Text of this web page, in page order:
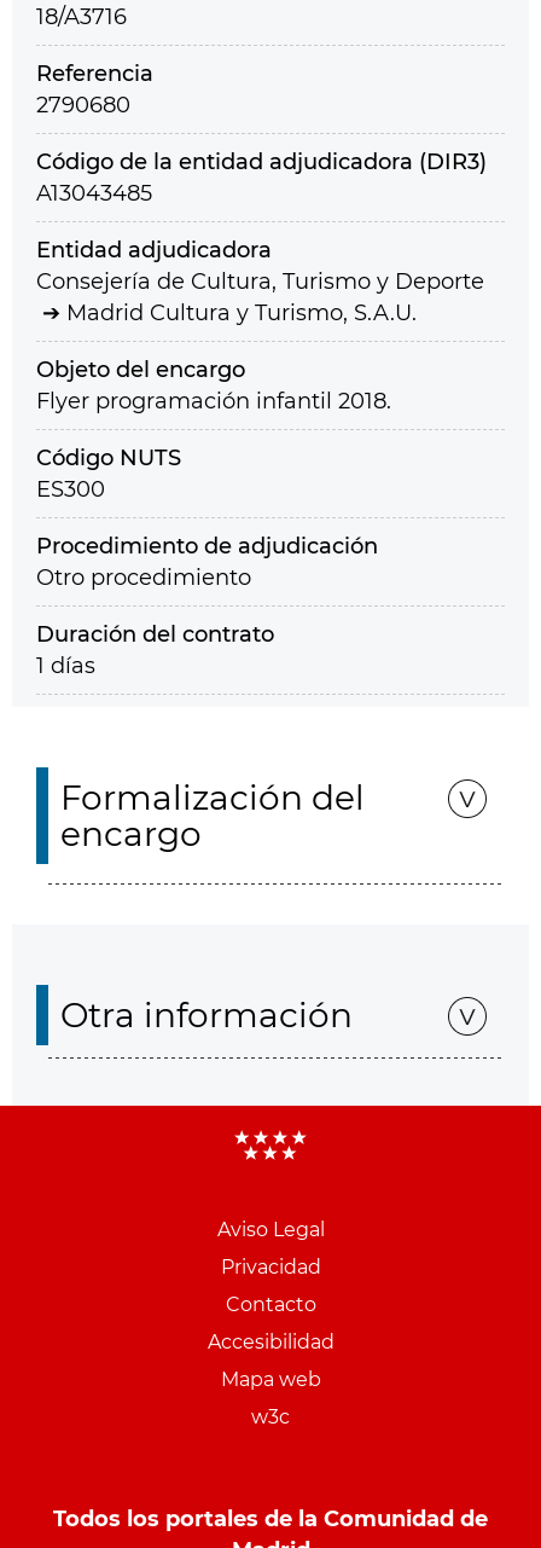
18/A3716
Referencia
2790680
Código de la entidad adjudicadora (DIR3)
A13043485
Entidad adjudicadora
Consejería de Cultura, Turismo y Deporte
Madrid Cultura y Turismo, S.A.U.
Objeto del encargo
Flyer programación infantil 2018.
Código NUTS
ES300
Procedimiento de adjudicación
Otro procedimiento
Duración del contrato
1 días
Formalización del
encargo
Otra información
Aviso Legal
Privacidad
Contacto
Accesibilidad
Mapa web
w3c
Todos los portales de la Comunidad de